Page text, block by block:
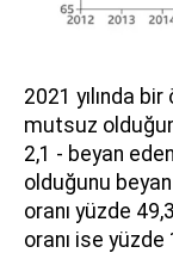
2021 yılında
mutsuz
2,1 - beyan
olduğunu
oranı yüzde
oranı ise